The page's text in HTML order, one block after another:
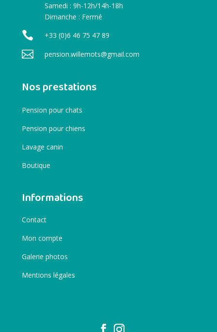
Samedi : 9h-12h/14h-18h
Dimanche : Fermé
 +33 (0)6 46 75 47 89
 pension.willemots@gmail.com
Nos prestations
Pension pour chats
Pension pour chiens
Lavage canin
Boutique
Informations
Contact
Mon compte
Galerie photos
Mentions légales